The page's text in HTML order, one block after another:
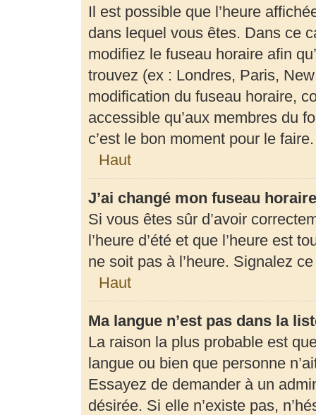
Il est possible que l’heure
dans lequel vous êtes. Dans ce
modifiez le fuseau horaire afin
trouvez (ex : Londres, Paris,
modification du fuseau horaire,
accessible qu’aux membres du
c’est le bon moment pour le faire.
Haut
J’ai changé mon fuseau
Si vous êtes sûr d’avoir
l’heure d’été et que l’heure est
ne soit pas à l’heure. Signalez
Haut
Ma langue n’est pas dans la
La raison la plus probable est
langue ou bien que personne
Essayez de demander à un
désirée. Si elle n’existe pas,